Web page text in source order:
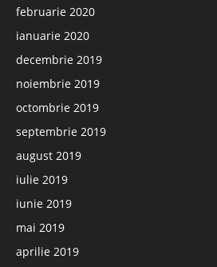
februarie 2020
ianuarie 2020
decembrie 2019
noiembrie 2019
octombrie 2019
septembrie 2019
august 2019
iulie 2019
iunie 2019
mai 2019
aprilie 2019